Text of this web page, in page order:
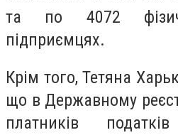
та по 4072
підприємцях.
Крім того, Тетяна
що в Державному
платників